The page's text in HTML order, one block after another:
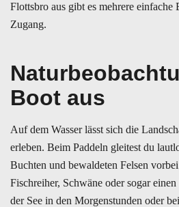
Flottsbro aus gibt es mehrere einfache
Zugang.
Boot aus
Auf dem Wasser lässt sich die
erleben. Beim Paddeln gleitest du
Buchten und bewaldeten Felsen
Fischreiher, Schwäne oder sogar
der See in den Morgenstunden oder